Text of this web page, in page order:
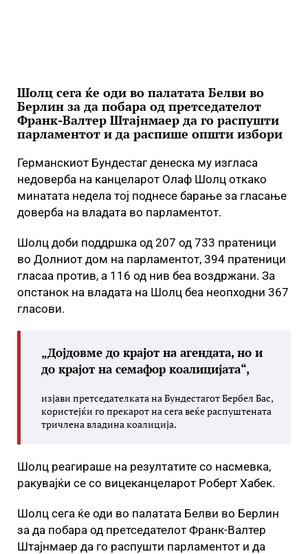
Шолц сега ќе оди во палатата Белви во
Берлин за да побара од претседателот
Франк-Валтер Штајнмаер да го распушти
парламентот и да распише општи избори
Германскиот Бундестаг денеска му изгласа
недоверба на канцеларот Олаф Шолц откако
минатата недела тој поднесе барање за гласање
доверба на владата во парламентот.
Шолц доби поддршка од 207 од 733 пратеници
во Долниот дом на парламентот, 394 пратеници
гласаа против, а 116 од нив беа воздржани. За
опстанок на владата на Шолц беа неопходни 367
гласови.
„Дојдовме до крајот на агендата, но и
до крајот на семафор коалицијата“,
изјави претседателката на Бундестагот Бербел Бас,
користејќи го прекарот на сега веќе распуштената
тричлена владина коалиција.
Шолц реагираше на резултатите со насмевка,
ракувајќи се со вицеканцеларот Роберт Хабек.
Шолц сега ќе оди во палатата Белви во Берлин
за да побара од претседателот Франк-Валтер
Штајнмаер да го распушти парламентот и да